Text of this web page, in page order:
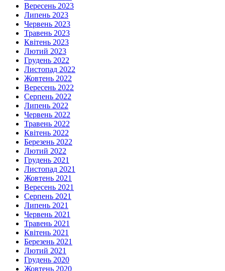
Вересень 2023
Липень 2023
Червень 2023
Травень 2023
Квітень 2023
Лютий 2023
Грудень 2022
Листопад 2022
Жовтень 2022
Вересень 2022
Серпень 2022
Липень 2022
Червень 2022
Травень 2022
Квітень 2022
Березень 2022
Лютий 2022
Грудень 2021
Листопад 2021
Жовтень 2021
Вересень 2021
Серпень 2021
Липень 2021
Червень 2021
Травень 2021
Квітень 2021
Березень 2021
Лютий 2021
Грудень 2020
Жовтень 2020